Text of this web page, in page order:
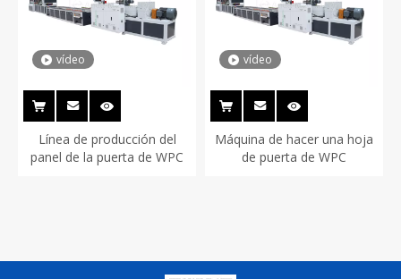
vídeo
Línea de producción del
panel de la puerta de WPC
vídeo
Máquina de hacer una hoja
de puerta de WPC